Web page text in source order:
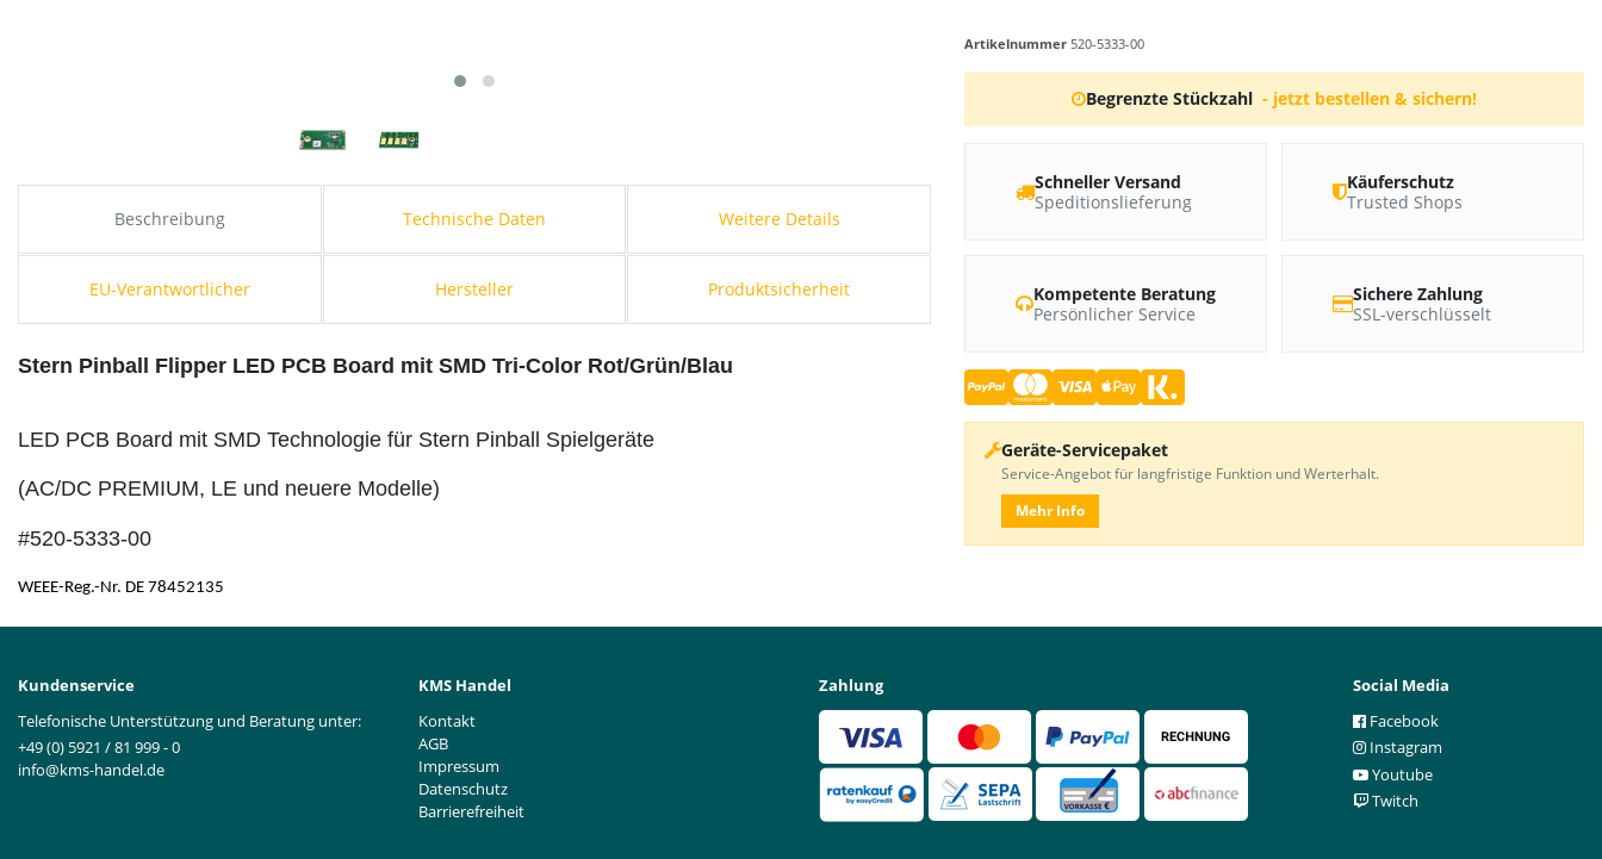
Beschreibung Technische Daten Weitere Details
EU-Verantwortlicher Hersteller Produktsicherheit
Stern Pinball Flipper LED PCB Board mit SMD Tri-Color Rot/Grün/Blau
LED PCB Board mit SMD Technologie für Stern Pinball Spielgeräte
(AC/DC PREMIUM, LE und neuere Modelle)
#520-5333-00
WEEE-Reg.-Nr. DE 78452135
Artikelnummer 520-5333-00
Begrenzte Stückzahl - jetzt bestellen & sichern!
Schneller Versand
Speditionslieferung
Käuferschutz
Trusted Shops
Kompetente Beratung
Persönlicher Service
Sichere Zahlung
SSL-verschlüsselt
Geräte-Servicepaket
Service-Angebot für langfristige Funktion und Werterhalt.
Mehr Info
Kundenservice
Telefonische Unterstützung und Beratung unter:
+49 (0) 5921 / 81 999 - 0
info@kms-handel.de
KMS Handel
Kontakt
AGB
Impressum
Datenschutz
Barrierefreiheit
Zahlung
Social Media
Facebook
Instagram
Youtube
Twitch